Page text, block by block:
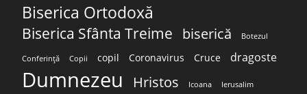
Biserica Ortodoxă
Biserica Sfânta Treime biserică Botezul
Conferință Copii copil Coronavirus Cruce dragoste
Dumnezeu Hristos Icoana Ierusalim